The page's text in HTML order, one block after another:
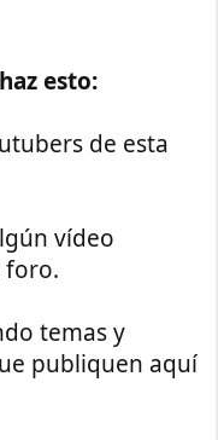
esto:
de esta
vídeo
foro.
temas y
publiquen aquí